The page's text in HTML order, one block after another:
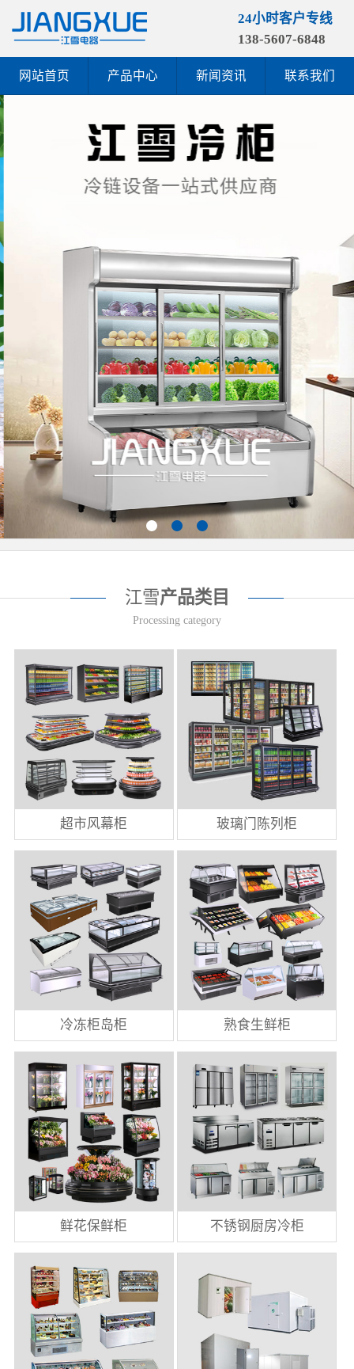
24小时客户专线
138-5607-6848
网站首页 产品中心 新闻资讯 联系我们
江雪产品类目
Processing category
超市风幕柜 玻璃门陈列柜
冷冻柜岛柜 熟食生鲜柜
鲜花保鲜柜 不锈钢厨房冷柜